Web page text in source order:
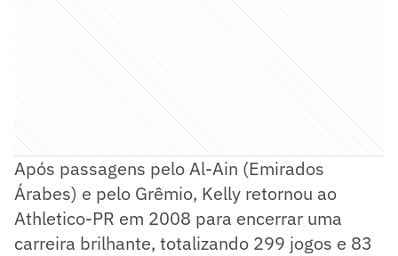
Após passagens pelo Al-Ain (Emirados
Árabes) e pelo Grêmio, Kelly retornou ao
Athletico-PR em 2008 para encerrar uma
carreira brilhante, totalizando 299 jogos e 83